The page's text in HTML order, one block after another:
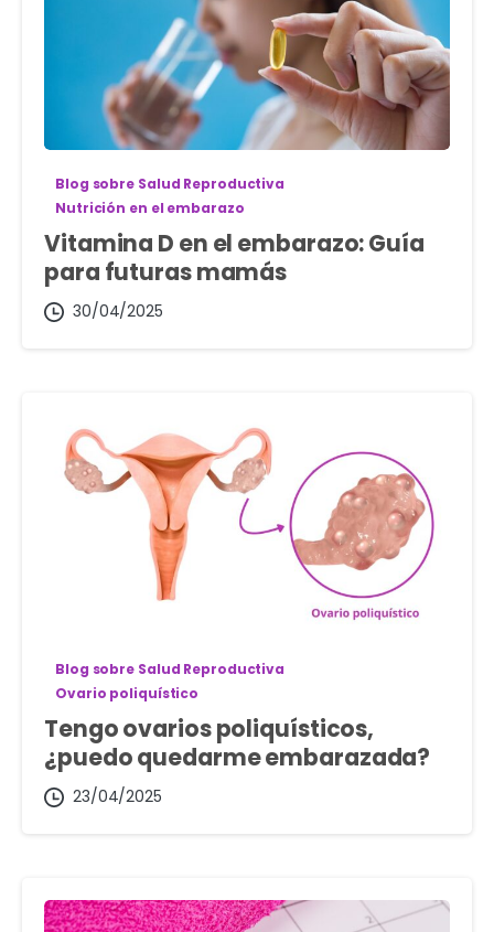
Blog sobre Salud Reproductiva
Nutrición en el embarazo
Vitamina D en el embarazo: Guía
para futuras mamás
30/04/2025
Blog sobre Salud Reproductiva
Ovario poliquístico
Tengo ovarios poliquísticos,
¿puedo quedarme embarazada?
23/04/2025